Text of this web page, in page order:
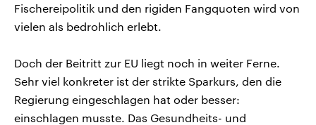
Fischereipolitik und den rigiden Fangquoten wird von
vielen als bedrohlich erlebt.
Doch der Beitritt zur EU liegt noch in weiter Ferne.
Sehr viel konkreter ist der strikte Sparkurs, den die
Regierung eingeschlagen hat oder besser:
einschlagen musste. Das Gesundheits- und